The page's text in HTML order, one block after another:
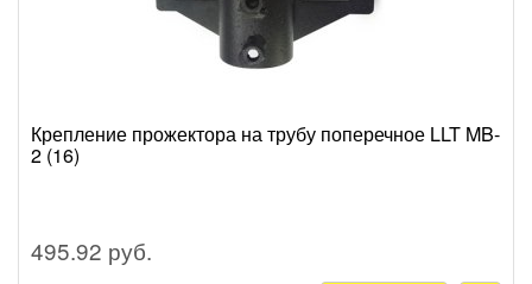
Крепление прожектора на трубу поперечное LLT MB-
2 (16)
495.92 руб.